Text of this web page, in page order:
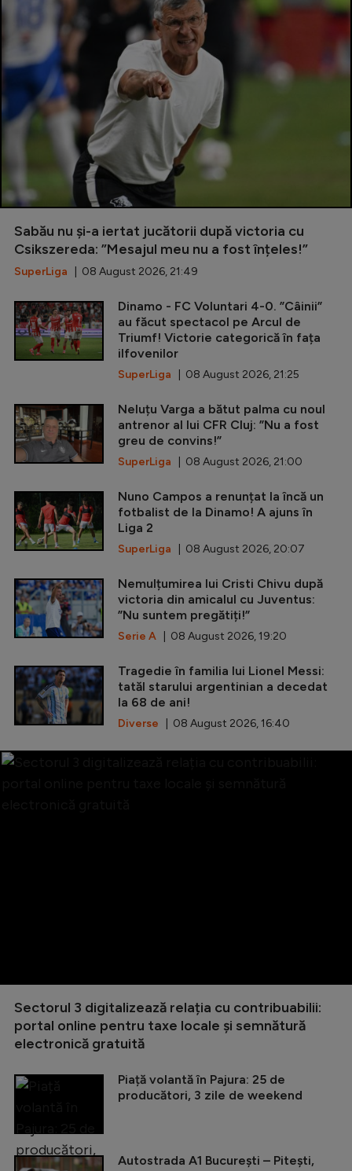
Sabău nu și-a iertat jucătorii după victoria cu
Csikszereda: ”Mesajul meu nu a fost înțeles!”
SuperLiga | 08 August 2026, 21:49
Dinamo - FC Voluntari 4-0. ”Câinii”
au făcut spectacol pe Arcul de
Triumf! Victorie categorică în fața
ilfovenilor
SuperLiga | 08 August 2026, 21:25
Neluțu Varga a bătut palma cu noul
antrenor al lui CFR Cluj: ”Nu a fost
greu de convins!”
SuperLiga | 08 August 2026, 21:00
Nuno Campos a renunțat la încă un
fotbalist de la Dinamo! A ajuns în
Liga 2
SuperLiga | 08 August 2026, 20:07
Nemulțumirea lui Cristi Chivu după
victoria din amicalul cu Juventus:
”Nu suntem pregătiți!”
Serie A | 08 August 2026, 19:20
Tragedie în familia lui Lionel Messi:
tatăl starului argentinian a decedat
la 68 de ani!
Diverse | 08 August 2026, 16:40
Sectorul 3 digitalizează relația cu contribuabilii:
portal online pentru taxe locale și semnătură
electronică gratuită
Piață volantă în Pajura: 25 de
producători, 3 zile de weekend
Autostrada A1 București – Pitești,